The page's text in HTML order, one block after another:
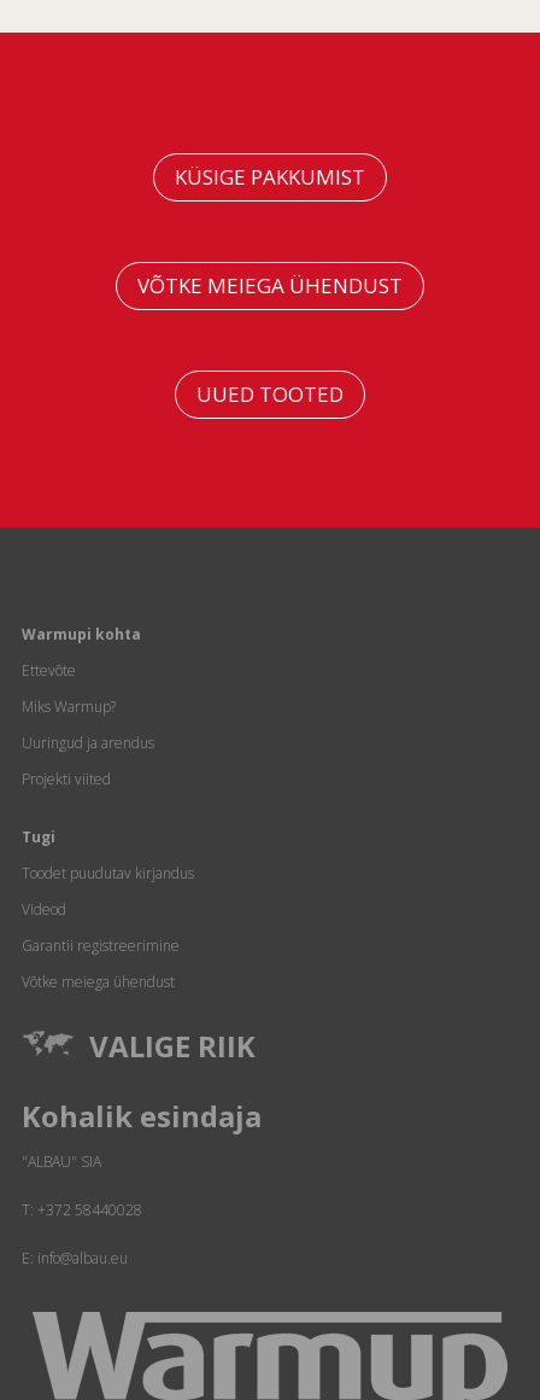
KÜSIGE PAKKUMIST
VÕTKE MEIEGA ÜHENDUST
UUED TOOTED
Warmupi kohta
Ettevõte
Miks Warmup?
Uuringud ja arendus
Projekti viited
Tugi
Toodet puudutav kirjandus
Videod
Garantii registreerimine
Võtke meiega ühendust
VALIGE RIIK
Kohalik esindaja
"ALBAU" SIA
T: +372 58440028
E: info@albau.eu